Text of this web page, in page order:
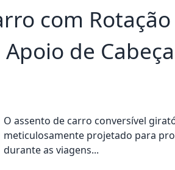
com
de
O assento de carro conversível
meticulosamente projetado para
durante as viagens...